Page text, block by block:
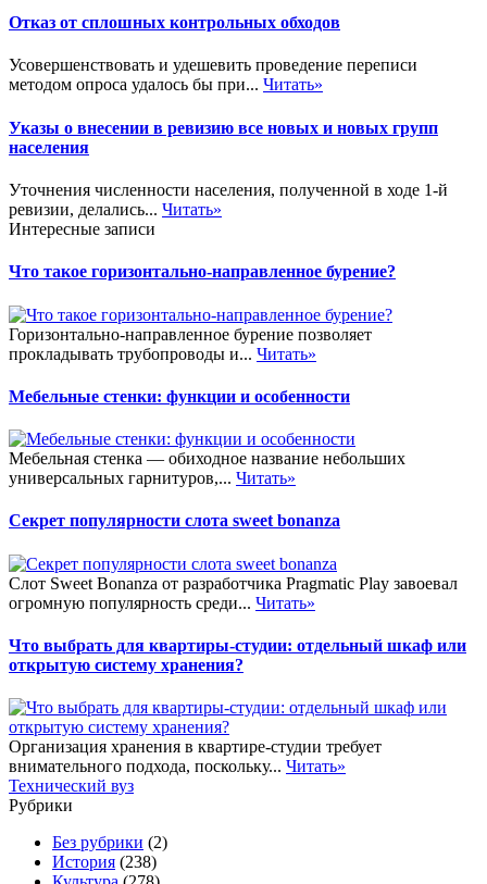
Отказ от сплошных контрольных обходов
Усовершенствовать и удешевить проведение переписи
методом опроса удалось бы при... Читать»
Указы о внесении в ревизию все новых и новых групп
населения
Уточнения численности населения, полученной в ходе 1-й
ревизии, делались... Читать»
Интересные записи
Что такое горизонтально-направленное бурение?
Горизонтально-направленное бурение позволяет
прокладывать трубопроводы и... Читать»
Мебельные стенки: функции и особенности
Мебельная стенка — обиходное название небольших
универсальных гарнитуров,... Читать»
Секрет популярности слота sweet bonanza
Слот Sweet Bonanza от разработчика Pragmatic Play завоевал
огромную популярность среди... Читать»
Что выбрать для квартиры-студии: отдельный шкаф или
открытую систему хранения?
Организация хранения в квартире-студии требует
внимательного подхода, поскольку... Читать»
Технический вуз
Рубрики
Без рубрики (2)
История (238)